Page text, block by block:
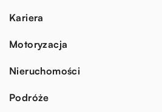
Kariera
Motoryzacja
Nieruchomości
Podróże